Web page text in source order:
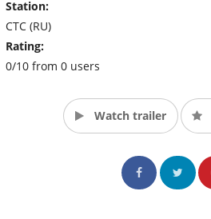
Station:
CTC (RU)
Rating:
0/10 from 0 users
Watch trailer